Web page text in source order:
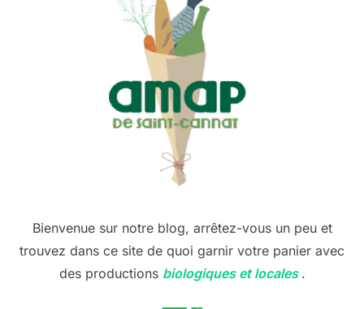
Bienvenue sur notre blog, arrêtez-vous un peu et
trouvez dans ce site de quoi garnir votre panier avec
des productions biologiques et locales .